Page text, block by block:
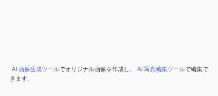
AI 画像生成ツールでオリジナル画像を作成し、 AI 写真編集ツールで編集で
きます。